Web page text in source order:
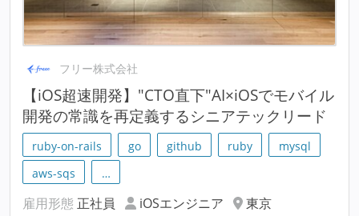
フリー株式会社
【iOS超速開発】"CTO直下"AI×iOSでモバイル
開発の常識を再定義するシニアテックリード
ruby-on-rails go github ruby
mysql
aws-sqs
…
雇用形態 正社員 iOSエンジニア
東京